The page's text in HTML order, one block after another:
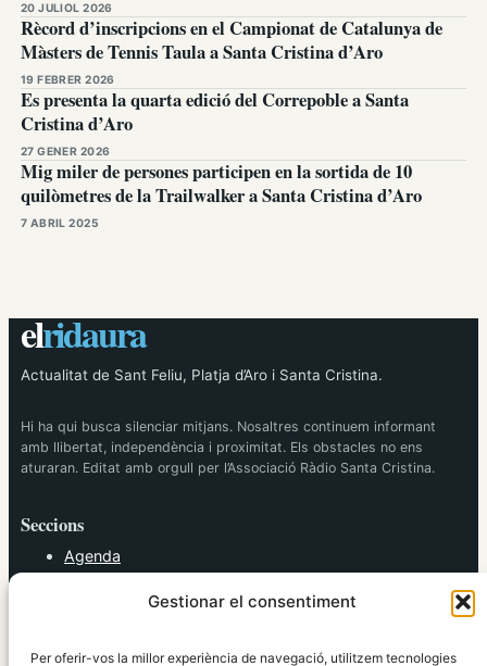
Gestionar el consentiment
Per oferir-vos la millor experiència de navegació, utilitzem tecnologies
20 JULIOL 2026
Rècord d’inscripcions en el Campionat de Catalunya de
Màsters de Tennis Taula a Santa Cristina d’Aro
19 FEBRER 2026
Es presenta la quarta edició del Correpoble a Santa
Cristina d’Aro
27 GENER 2026
Mig miler de persones participen en la sortida de 10
quilòmetres de la Trailwalker a Santa Cristina d’Aro
7 ABRIL 2025
elridaura
Actualitat de Sant Feliu, Platja d’Aro i Santa Cristina.
Hi ha qui busca silenciar mitjans. Nosaltres continuem informant
amb llibertat, independència i proximitat. Els obstacles no ens
aturaran. Editat amb orgull per l’Associació Ràdio Santa Cristina.
Seccions
Agenda
Política